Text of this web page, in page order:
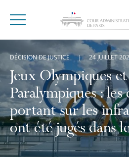
Menu
Jeux Olympiques et
Paralympiques :
portant sur les
ont été jugés dans
DÉCISION DE JUSTICE 24 JUILLET